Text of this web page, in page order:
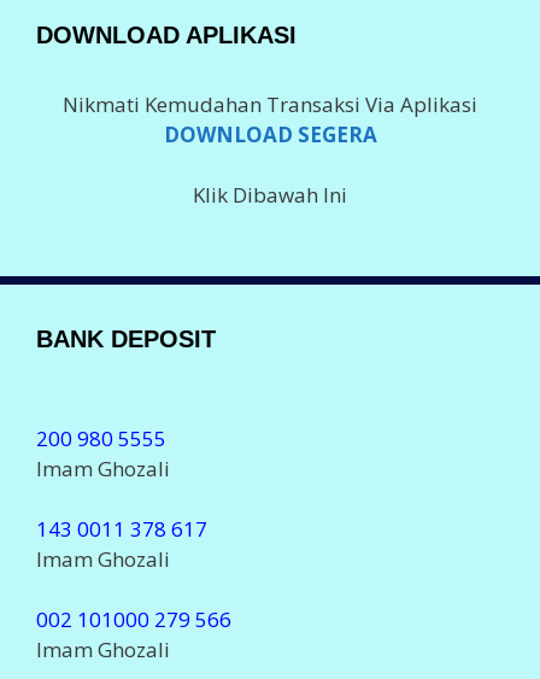
DOWNLOAD APLIKASI
Nikmati Kemudahan Transaksi Via Aplikasi
DOWNLOAD SEGERA
Klik Dibawah Ini
BANK DEPOSIT
200 980 5555
Imam Ghozali
143 0011 378 617
Imam Ghozali
002 101000 279 566
Imam Ghozali